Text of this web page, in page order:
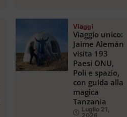
Viaggi
Viaggio unico:
Jaime Alemán
visita 193
Paesi ONU,
Poli e spazio,
con guida alla
magica
Tanzania
Luglio 21,
2026